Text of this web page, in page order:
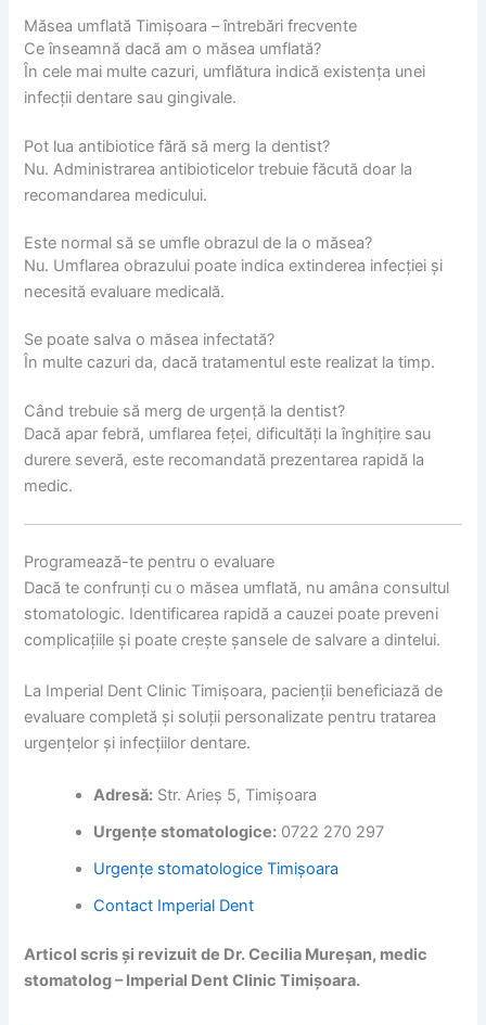
Măsea umflată Timișoara – întrebări frecvente
Ce înseamnă dacă am o măsea umflată?
În cele mai multe cazuri, umflătura indică existența unei
infecții dentare sau gingivale.
Pot lua antibiotice fără să merg la dentist?
Nu. Administrarea antibioticelor trebuie făcută doar la
recomandarea medicului.
Este normal să se umfle obrazul de la o măsea?
Nu. Umflarea obrazului poate indica extinderea infecției și
necesită evaluare medicală.
Se poate salva o măsea infectată?
În multe cazuri da, dacă tratamentul este realizat la timp.
Când trebuie să merg de urgență la dentist?
Dacă apar febră, umflarea feței, dificultăți la înghițire sau
durere severă, este recomandată prezentarea rapidă la
medic.
Programează-te pentru o evaluare
Dacă te confrunți cu o măsea umflată, nu amâna consultul
stomatologic. Identificarea rapidă a cauzei poate preveni
complicațiile și poate crește șansele de salvare a dintelui.
La Imperial Dent Clinic Timișoara, pacienții beneficiază de
evaluare completă și soluții personalizate pentru tratarea
urgențelor și infecțiilor dentare.
Adresă: Str. Arieș 5, Timișoara
Urgențe stomatologice: 0722 270 297
Urgențe stomatologice Timișoara
Contact Imperial Dent
Articol scris și revizuit de Dr. Cecilia Mureșan, medic
stomatolog – Imperial Dent Clinic Timișoara.